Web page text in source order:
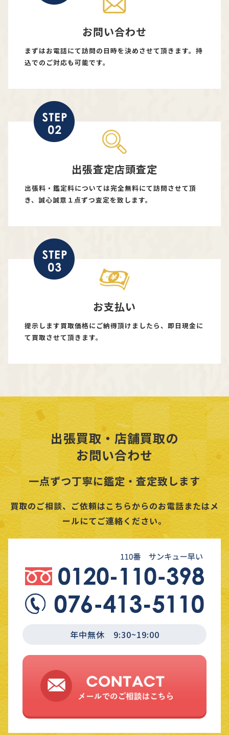
お問い合わせ
まずはお電話にて訪問の日時を決めさせて頂きます。持
込でのご対応も可能です。
出張査定店頭査定
出張料・鑑定料については完全無料にて訪問させて頂
き、誠心誠意１点ずつ査定を致します。
お支払い
提示します買取価格にご納得頂けましたら、即日現金に
て買取させて頂きます。
出張買取・店舗買取の
お問い合わせ
一点ずつ丁寧に鑑定・査定致します
買取のご相談、ご依頼はこちらからのお電話またはメ
ールにてご連絡ください。
年中無休 9:30~19:00